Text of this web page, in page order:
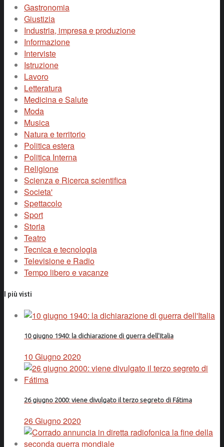
Gastronomia
Giustizia
Industria, impresa e produzione
Informazione
Interviste
Istruzione
Lavoro
Letteratura
Medicina e Salute
Moda
Musica
Natura e territorio
Politica estera
Politica Interna
Religione
Scienza e Ricerca scientifica
Societa'
Spettacolo
Sport
Storia
Teatro
Tecnica e tecnologia
Televisione e Radio
Tempo libero e vacanze
I più visti
10 giugno 1940: la dichiarazione di guerra dell'Italia
10 Giugno 2020
26 giugno 2000: viene divulgato il terzo segreto di Fátima
26 Giugno 2020